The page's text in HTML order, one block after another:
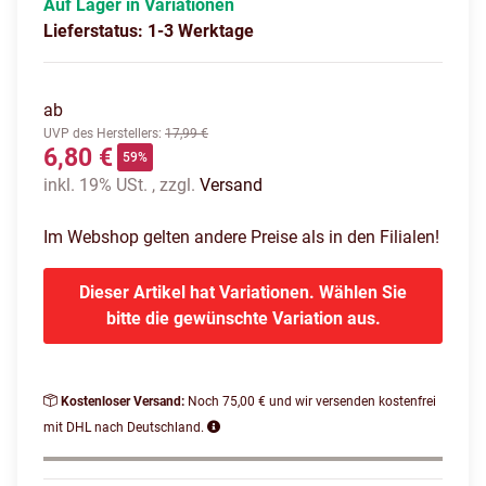
Auf Lager in Variationen
Lieferstatus: 1-3 Werktage
ab
UVP des Herstellers: 17,99 €
6,80 € 59%
inkl. 19% USt. , zzgl. Versand
Im Webshop gelten andere Preise als in den Filialen!
Dieser Artikel hat Variationen. Wählen Sie
bitte die gewünschte Variation aus.
Kostenloser Versand: Noch 75,00 € und wir versenden kostenfrei
mit DHL nach Deutschland.